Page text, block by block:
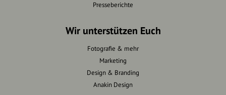
Presseberichte
Wir unterstützen Euch
Fotografie & mehr
Marketing
Design & Branding
Anakin Design